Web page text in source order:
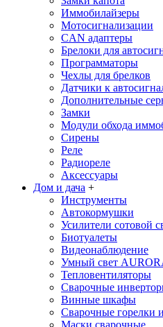
Иммобилайзеры
Мотосигнализации
CAN адаптеры
Брелоки для
Программаторы
Чехлы для брелков
Датчики к
Дополнительные
Замки
Модули обхода
Сирены
Реле
Радиореле
Аксессуары
Дом и дача +
Инструменты
Автокормушки
Усилители сотовой
Биотуалеты
Видеонаблюдение
Умный свет
Тепловентиляторы
Сварочные
Винные шкафы
Сварочные горелки
Маски сварочные